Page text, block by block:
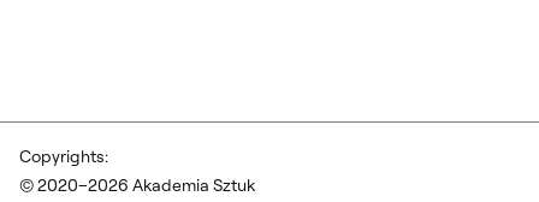
Copyrights:
© 2020–2026 Akademia Sztuk